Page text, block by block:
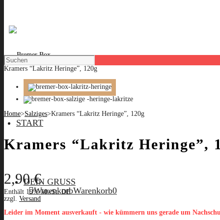
START
DEIN GRUSS
WarenkorbWarenkorb0
Kramers “Lakritz Heringe”, 120g
Home>Salziges>Kramers “Lakritz Heringe”, 120g
Kramers “Lakritz Heringe”,
2,90€
Enthält 19% MwSt. DE
zzgl. Versand
Leider im Moment ausverkauft - wie kümmern uns gerade um